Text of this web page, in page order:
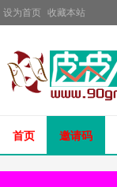
设为首页 收藏本站
首页 邀请码